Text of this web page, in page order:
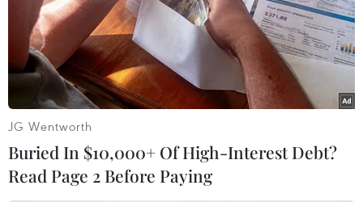
TIN CÙNG CHUYÊN MỤC
Chưa có bằng chứng truyền máu trẻ
giúp chống lão hóa
06/08/2026 23:16
JG Wentworth
Buried In $10,000+ Of High-Interest Debt?
Read Page 2 Before Paying